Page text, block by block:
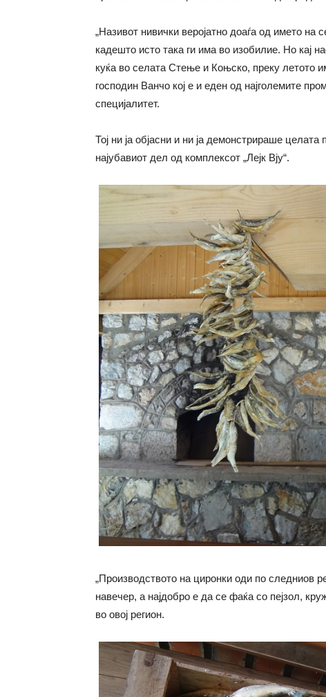
„Називот нивички веројатно доаѓа од името на
кадешто исто така ги има во изобилие. Но кај
куќа во селата Стење и Коњско, преку летото
господин Ванчо кој е и еден од најголемите
специјалитет.
Тој ни ја објасни и ни ја демонстрираше
најубавиот дел од комплексот „Лејк Вју“.
„Производството на циронки оди по следниов
навечер, а најдобро е да се фаќа со пејзол,
во овој регион.